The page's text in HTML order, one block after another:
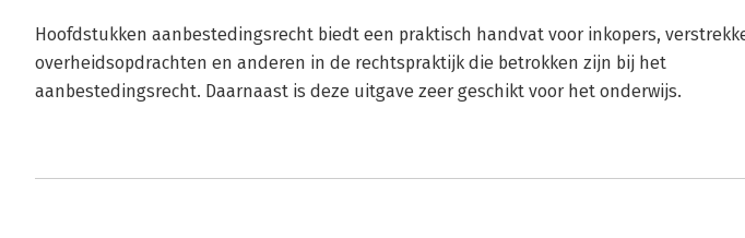
Hoofdstukken aanbestedingsrecht biedt een praktisch handvat voor inkopers,
overheidsopdrachten en anderen in de rechtspraktijk die betrokken zijn bij het
aanbestedingsrecht. Daarnaast is deze uitgave zeer geschikt voor het onderwijs.